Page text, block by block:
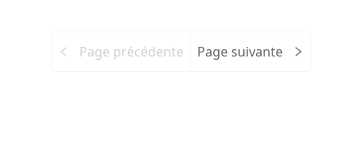
Page précédente Page suivante